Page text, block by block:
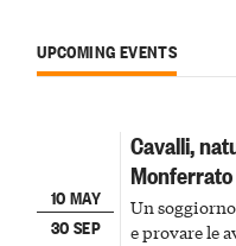
UPCOMING EVENTS
10 MAY
30 SEP
Cavalli,
Monferrato
Un
e provare le